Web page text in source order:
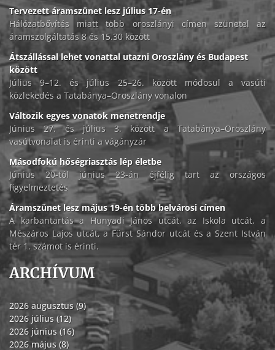
Tervezett áramszünet lesz július 17-én
Hálózatbővítés miatt több oroszlányi címen szünetel az
áramszolgáltatás 8 és 15.30 között
Átszállással lehet vonattal utazni Oroszlány és Budapest
között
Július 9–12. és július 25–26. között módosul a vasúti
közlekedés a Tatabánya–Oroszlány vonalon
Változik egyes vonatok menetrendje
Június 27. és július 3. között a Tatabánya–Oroszlány
vasútvonalat is érinti a vágányzár
Másodfokú hőségriasztás lép életbe
Június 20-tól június 23-án éjfélig tart az országos
figyelmeztetés
Áramszünet lesz május 19-én több belvárosi címen
A karbantartás a Hunyadi János utcát, az Iskola utcát, a
Mészáros Lajos utcát, a Fürst Sándor utcát és a Szent István
tér 1. számot is érinti.
ARCHÍVUM
2026 augusztus (9)
2026 július (12)
2026 június (16)
2026 május (8)